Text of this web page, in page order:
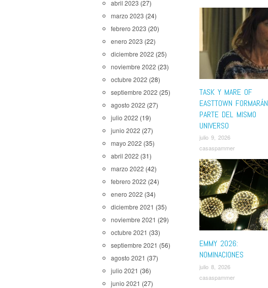
abril 2023 (27)
marzo 2023 (24)
febrero 2023 (20)
enero 2023 (22)
diciembre 2022 (25)
noviembre 2022 (23)
octubre 2022 (28)
septiembre 2022 (25)
agosto 2022 (27)
julio 2022 (19)
junio 2022 (27)
mayo 2022 (35)
abril 2022 (31)
marzo 2022 (42)
febrero 2022 (24)
enero 2022 (34)
diciembre 2021 (35)
noviembre 2021 (29)
octubre 2021 (33)
septiembre 2021 (56)
agosto 2021 (37)
julio 2021 (36)
junio 2021 (27)
TASK Y MARE OF
EASTTOWN FORMARÁN
PARTE DEL MISMO
UNIVERSO
julio 9, 2026
casaspammer
EMMY 2026:
NOMINACIONES
julio 8, 2026
casaspammer